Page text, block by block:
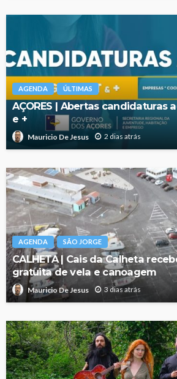
AGENDA ÚLTIMAS
AÇORES | Abertas candidaturas
e +
Mauricio De Jesus 2 dias atrás
AGENDA SÃO JORGE
CALHETA | Cais da Calheta
gratuita de vela e canoagem
Mauricio De Jesus 3 dias atrás